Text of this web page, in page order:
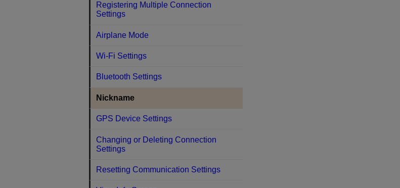
Registering Multiple Connection
Settings
Airplane Mode
Wi-Fi Settings
Bluetooth Settings
Nickname
GPS Device Settings
Changing or Deleting Connection
Settings
Resetting Communication Settings